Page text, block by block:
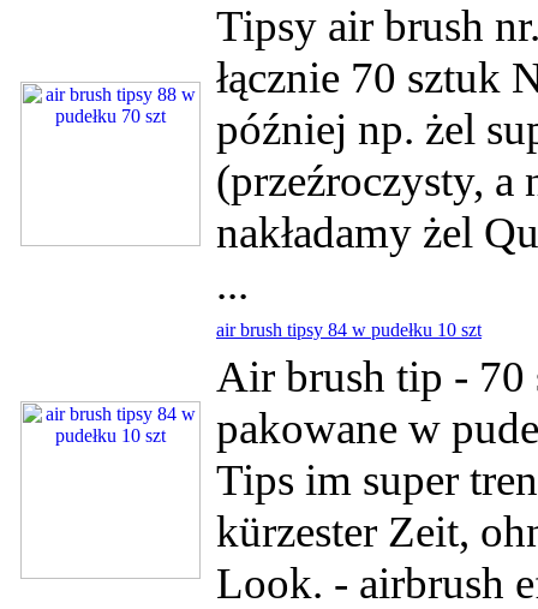
Tipsy air brush
łącznie 70 sztuk
później np. żel
(przeźroczysty, a
nakładamy żel
...
air brush tipsy 84 w pudełku 10 szt
Air brush tip -
pakowane w
Tips im super
kürzester Zeit,
Look. - airbrush